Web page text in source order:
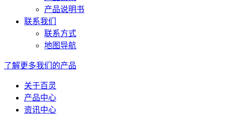
产品说明书
联系我们
联系方式
地图导航
了解更多我们的产品
关于百灵
产品中心
资讯中心